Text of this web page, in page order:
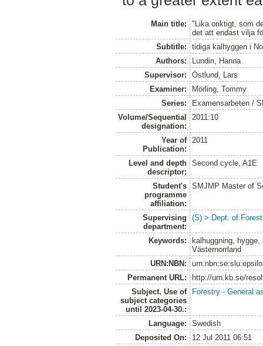
Main title:
"Lika oriktigt, som
det att endast vilja
Subtitle:
tidiga kalhyggen i
Authors:
Lundin, Hanna
Supervisor:
Östlund, Lars
Examiner:
Mörling, Tommy
Series:
Examensarbeten /
Volume/Sequential
designation:
2011:10
Year of
Publication:
2011
Level and depth
descriptor:
Second cycle, A1E
Student's
programme
affiliation:
SMJMP Master of
Supervising
department:
(S) > Dept. of
Keywords:
kalhuggning, hygge,
Västernorrland
URN:NBN:
Permanent URL:
http://urn.kb.se/
Subject. Use of
subject categories
until 2023-04-30.:
Forestry - General
Language:
Swedish
Deposited On:
12 Jul 2011 06:51